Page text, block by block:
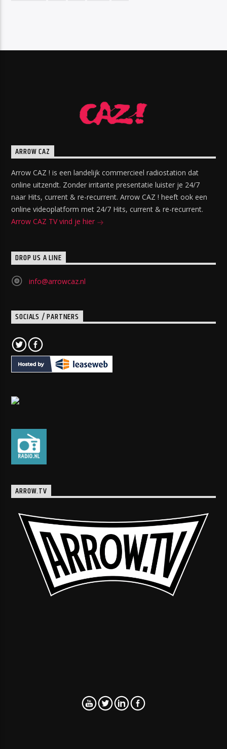
ARROW CAZ
Arrow CAZ ! is een landelijk commercieel radiostation dat
online uitzendt. Zonder irritante presentatie luister je 24/7
naar Hits, current & re-recurrent. Arrow CAZ ! heeft ook een
online videoplatform met 24/7 Hits, current & re-recurrent.
Arrow CAZ TV vind je hier
DROP US A LINE
info@arrowcaz.nl
SOCIALS / PARTNERS
ARROW.TV